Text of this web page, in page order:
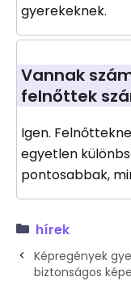
gyerekeknek.
Vannak
felnőttek
Igen.
egyetlen
pontosabbak,
hírek
Képregények
biztonságos